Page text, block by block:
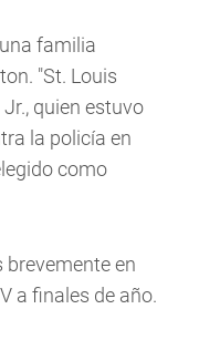
familia
"St. Louis
quien estuvo
la policía en
como
en
a finales de año.